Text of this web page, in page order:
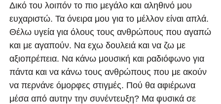
Δικό του λοιπόν το πιο μεγάλο και αληθινό μου
ευχαριστώ. Τα όνειρα μου για το μέλλον είναι απλά.
Θέλω υγεία για όλους τους ανθρώπους που αγαπώ
και με αγαπούν. Να εχω δουλειά και να ζω με
αξιοπρέπεια. Να κάνω μουσική και ραδιόφωνο για
πάντα και να κάνω τους ανθρώπους που με ακούν
να περνάνε όμορφες στιγμές. Πού θα αφιέρωνα
μέσα από αυτην την συνέντευξη? Μα φυσικά σε